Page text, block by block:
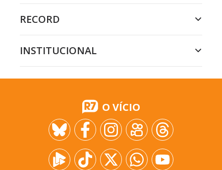
RECORD
INSTITUCIONAL
O VÍCIO